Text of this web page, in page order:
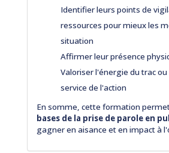
Identifier leurs points de
ressources pour mieux les
situation
Affirmer leur présence
Valoriser l'énergie du trac
service de l'action
En somme, cette formation
bases de la prise de parole en
gagner en aisance et en impact à